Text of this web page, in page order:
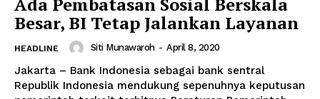
Besar, BI Tetap Jalankan Layanan
HEADLINE Siti Munawaroh - April 8, 2020
Jakarta – Bank Indonesia sebagai bank sentral
Republik Indonesia mendukung sepenuhnya keputusan